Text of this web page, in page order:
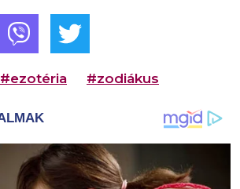
#ezotéria #zodiákus